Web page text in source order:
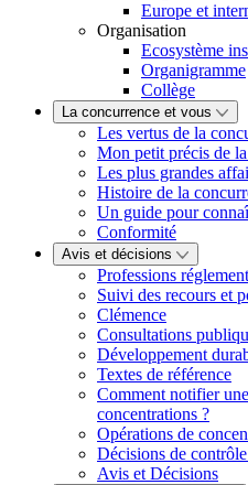
Europe et
Organisation
Ecosystème
Organigramme
Collège
La concurrence et vous
Les vertus de la
Mon petit précis de
Les plus grandes
Histoire de la
Un guide pour
Conformité
Avis et décisions
Professions
Suivi des recours et
Clémence
Consultations
Développement
Textes de référence
Comment notifier
concentrations ?
Opérations de
Décisions de
Avis et Décisions